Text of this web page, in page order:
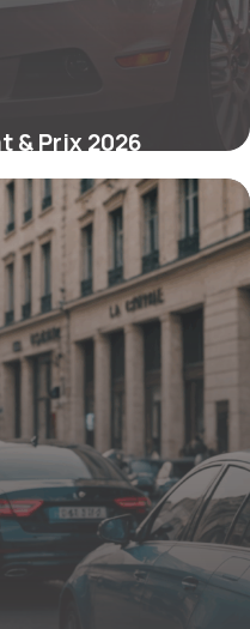
& Prix 2026